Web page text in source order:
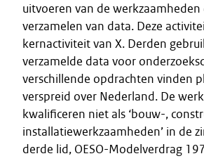
uitvoeren van de werkzaamheden
verzamelen van data. Deze
kernactiviteit van X. Derden
verzamelde data voor
verschillende opdrachten vinden
verspreid over Nederland. De
kwalificeren niet als ‘bouw-,
installatiewerkzaamheden’ in de
derde lid, OESO-Modelverdrag